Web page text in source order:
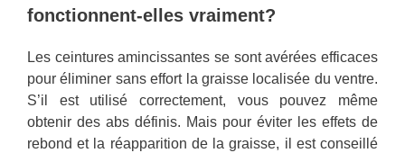
fonctionnent-elles vraiment?
Les ceintures amincissantes se sont avérées efficaces
pour éliminer sans effort la graisse localisée du ventre.
S’il est utilisé correctement, vous pouvez même
obtenir des abs définis. Mais pour éviter les effets de
rebond et la réapparition de la graisse, il est conseillé